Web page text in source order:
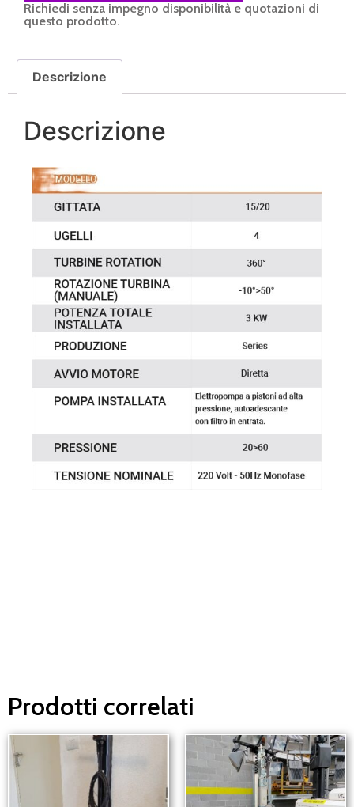
Richiedi senza impegno disponibilità e quotazioni di
questo prodotto.
Descrizione
Descrizione
Prodotti correlati